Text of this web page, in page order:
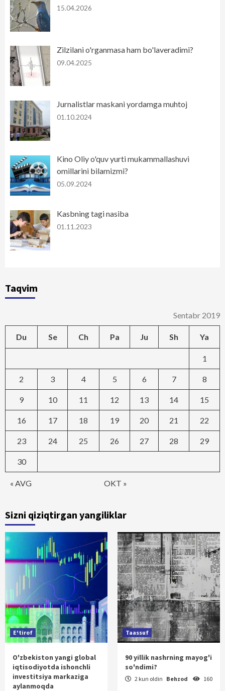
15.04.2026
Zilzilani o'rganmasa ham bo'laveradimi?
09.04.2025
Jurnalistlar maskani yordamga muhtoj
01.10.2024
Kino Oliy o'quv yurti mukammallashuvi
omillarini bilamizmi?
05.09.2024
Kasbning tagi nasiba
01.11.2023
Taqvim
Sentabr 2019
Du Se Ch Pa Ju Sh Ya
« AVG OKT »
1
2 3 4 5 6 7 8
9 10 11 12 13 14 15
16 17 18 19 20 21 22
23 24 25 26 27 28 29
30
Sizni qiziqtirgan yangiliklar
E'tirof
O'zbekiston yangi global
iqtisodiyotda ishonchli
investitsiya markaziga
aylanmoqda
Taassuf
90 yillik nashrning mayog'i
so'ndimi?
2 kun oldin Behzod 160